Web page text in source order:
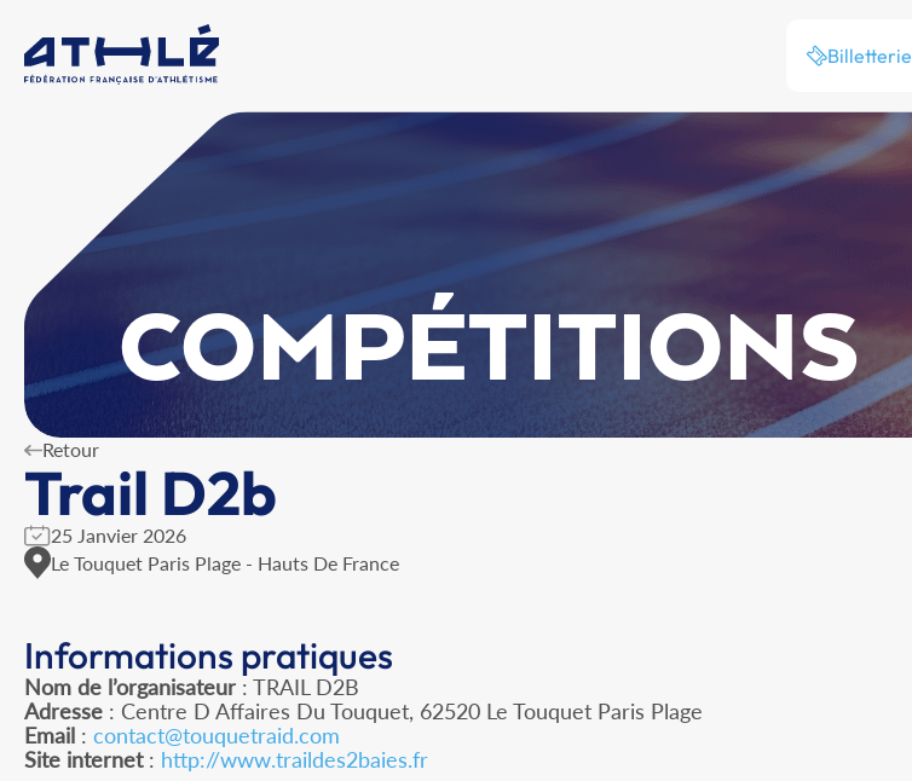
Billetterie
COMPÉTITIONS
Retour
Trail D2b
25 Janvier 2026
Le Touquet Paris Plage - Hauts De France
Informations pratiques
Nom de l’organisateur : TRAIL D2B
Adresse : Centre D Affaires Du Touquet, 62520 Le Touquet Paris Plage
Email : contact@touquetraid.com
Site internet: http://www.traildes2baies.fr